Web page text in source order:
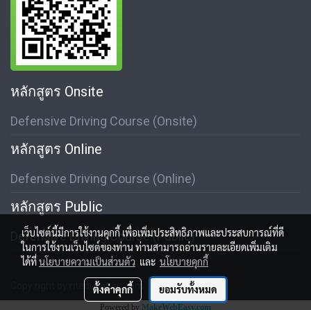
หลักสูตร Onsite
Defensive Driving Course (Onsite)
หลักสูตร Online
Defensive Driving Course (Online)
หลักสูตร Public
Defensive Driving Course (Public)
Copy right by riteducation.com
Powered by MakeWebEasy.com
เว็บไซต์นี้มีการใช้งานคุกกี้ เพื่อเพิ่มประสิทธิภาพและประสบการณ์ที่ดี
ในการใช้งานเว็บไซต์ของท่าน ท่านสามารถอ่านรายละเอียดเพิ่มเติม
ได้ที่นโยบายความเป็นส่วนตัว และ นโยบายคุกกี้
ตั้งค่าคุกกี้ ยอมรับทั้งหมด